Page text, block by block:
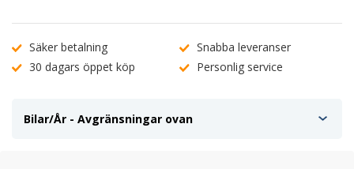
Säker betalning
Snabba leveranser
30 dagars öppet köp
Personlig service
Bilar/År - Avgränsningar ovan